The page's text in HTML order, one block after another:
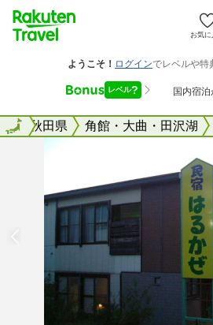
お気に
全国秋田県 角館・大曲・田沢湖
全国